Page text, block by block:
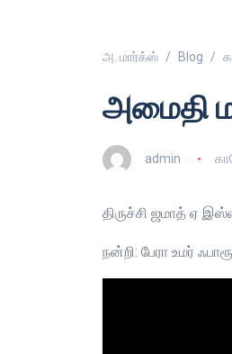
அ. மார்க்ஸ் Blog
அமைதி
admin
திருச்சி ஜமாத் ஏ
நன்றி: பேரா உமர்